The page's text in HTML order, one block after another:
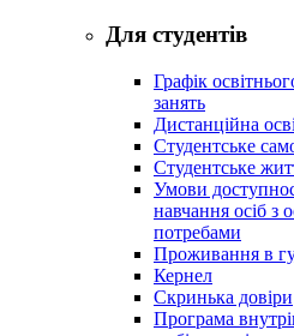
Для студентів
Графік
занять
Дистанційна
Студентське
Студентське
Умови
навчання осіб з
потребами
Проживання в
Кернел
Скринька довіри
Програма